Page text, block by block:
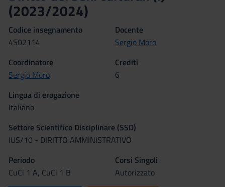
(2023/2024)
Codice insegnamento
4S02114
Docente
Sergio Moro
Coordinatore
Sergio Moro
Crediti
6
Lingua di erogazione
Italiano
Settore Scientifico Disciplinare (SSD)
IUS/10 - DIRITTO AMMINISTRATIVO
Periodo
CuCi 1 A, CuCi 1 B
Corsi Singoli
Autorizzato